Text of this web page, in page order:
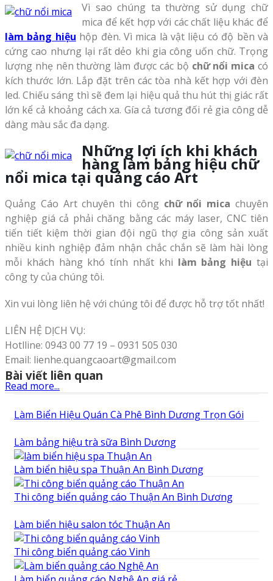
Vì sao chúng ta thường sử dụng chữ
mica để kết hợp với các chất liệu khác để
làm bảng hiệu hộp đèn. Vì mica là vật liệu có độ bền và
cứng cao nhưng lại rất dẻo khi gia công uốn chữ. Trọng
lượng nhẹ nên thường làm được các bộ chữ nổi mica có
kích thước lớn. Lắp đặt trên các tòa nhà kết hợp với đèn
led. Chiếu sáng thì sẽ đem lại hiệu quả thu hút thị giác rất
lớn kể cả khoảng cách xa. Gía cả tương đối rẻ gia công dễ
dàng màu sắc đa dạng.
Những lợi ích khi khách
hàng làm bảng hiệu chữ
nổi mica tại quảng cáo Art
Quảng Cáo Art chuyên thi công chữ nổi mica chuyên
nghiệp giá cả phải chăng bằng các máy laser, CNC tiên
tiến tiết kiệm thời gian đội ngũ thợ gia công sản xuất
nhiều kinh nghiệp đảm nhận chắc chắn sẽ làm hài lòng
mỗi khách hàng khó tính nhất khi làm bảng hiệu tại
công ty của chúng tôi.
Xin vui lòng liên hệ với chúng tôi để được hỗ trợ tốt nhất!
LIÊN HỆ DỊCH VỤ:
Hotlline: 0943 00 77 19 – 0931 505 030
Email: lienhe.quangcaoart@gmail.com
Read more...
Bài viết liên quan
Làm Biển Hiệu Quán Cà Phê Bình Dương Trọn Gói
Làm bảng hiệu trà sữa Bình Dương
Làm biển hiệu spa Thuận An Bình Dương
Thi công biển quảng cáo Thuận An Bình Dương
Làm biển hiệu salon tóc Thuận An
Thi công biển quảng cáo Vinh